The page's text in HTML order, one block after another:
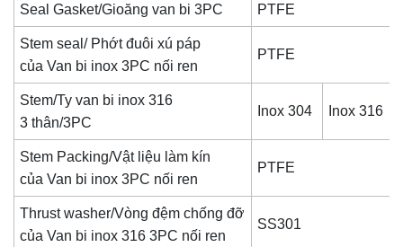
Seal Gasket/Gioăng van bi 3PC PTFE
Stem seal/ Phớt đuôi xú páp
củaVan bi inox 3PC nối ren
PTFE
Stem/Ty van bi inox 316
3 thân/3PC
Inox 304 Inox 316
Stem Packing/Vật liệu làm kín
củaVan bi inox 3PC nối ren
PTFE
Thrust washer/Vòng đệm chống đỡ
củaVan bi inox 316 3PC nối ren
SS301